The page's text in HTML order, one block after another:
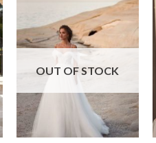
OUT OF STOCK